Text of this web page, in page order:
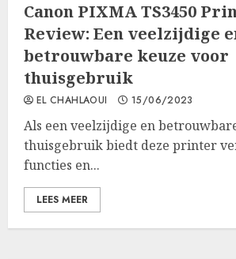
Canon PIXMA TS3450
Review: Een veelzijdige
betrouwbare keuze voor
thuisgebruik
EL CHAHLAOUI 15/06/2023
Als een veelzijdige en
thuisgebruik biedt deze printer
functies en...
LEES MEER